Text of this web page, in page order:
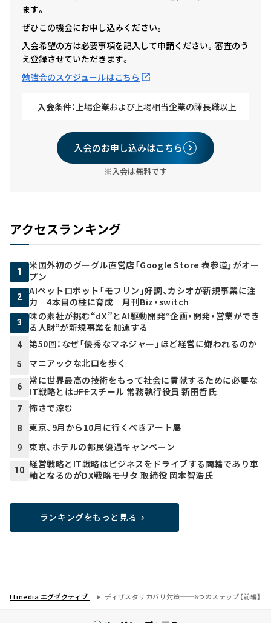
ます。
ぜひこの機会にお申し込みください。
入会希望の方は必要事項を記入して申請ください。審査のう
え登録させていただきます。
勉強会のスケジュールはこちら
入会条件： 上場企業および上場相当企業の課長職以上
入会のお申し込みはこちら
※入会は無料です
アクセスランキング
1
米国外初のグーグル直営店「Google Store 表参道」がオー
プン
2
AIペットロボット「モフリン」好調、カシオが新規事業に注
力 4本目の柱に育成 月刊Biz・switch
3
味の素社が挑む“dX”とAI駆動開発――“企画・開発・営業ができ
る人財”が新規事業を加速する
4 第50回：なぜ「優秀なマネジャー」ほど経営に嫌われるのか
5 マニアックな北口を歩く
6
常に世界最高の技術をもって社会に貢献するために必要な
IT戦略とは――JFEスチール 常務執行役員 新田哲氏
7 怖さで涼む
8 東京、9月から10月に行くべきアート展
9 東京、ホテルの都民優遇キャンペーン
10
経営戦略とIT戦略はビジネスをドライブする両輪であり車
軸となるのがDX戦略――モリタ 取締役 岡本智浩氏
ランキングをもっと見る
ITmedia エグゼクティブ ディザスタリカバリ対策──6つのステップ【前編】